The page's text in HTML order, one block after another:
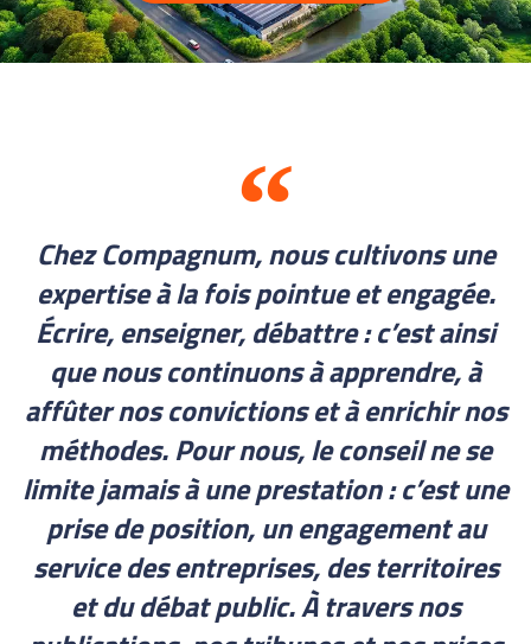
Chez Compagnum, nous cultivons une
expertise à la fois pointue et engagée.
Écrire, enseigner, débattre : c’est ainsi
que nous continuons à apprendre, à
affûter nos convictions et à enrichir nos
méthodes. Pour nous, le conseil ne se
limite jamais à une prestation : c’est une
prise de position, un engagement au
service des entreprises, des territoires
et du débat public. À travers nos